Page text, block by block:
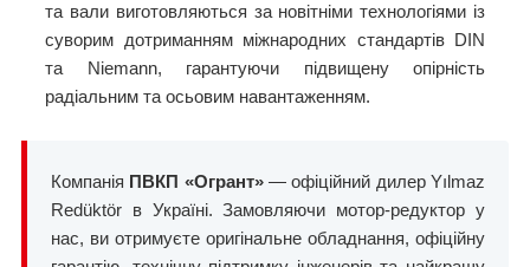
та вали виготовляються за новітніми технологіями із
суворим дотриманням міжнародних стандартів DIN
та Niemann, гарантуючи підвищену опірність
радіальним та осьовим навантаженням.
Компанія ПВКП «Огрант»— офіційний дилер Yılmaz
Redüktör в Україні. Замовляючи мотор-редуктор у
нас, ви отримуєте оригінальне обладнання, офіційну